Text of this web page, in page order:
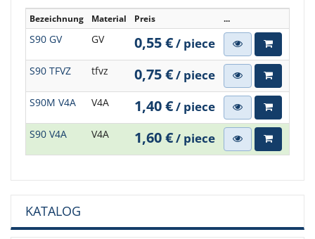
Bezeichnung Material Preis ...
S90 GV GV 0,55 €/ piece
S90 TFVZ tfvz 0,75 €/ piece
S90M V4A V4A 1,40 €/ piece
S90 V4A V4A 1,60 €/ piece
KATALOG